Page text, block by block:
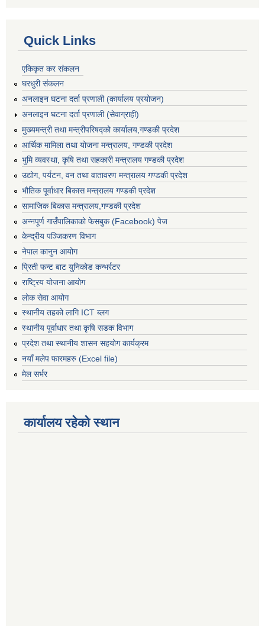
Quick Links
एकिकृत कर संकलन
घरधुरी संकलन
अनलाइन घटना दर्ता प्रणाली (कार्यालय प्रयोजन)
अनलाइन घटना दर्ता प्रणाली (सेवाग्राही)
मुख्यमन्त्री तथा मन्त्रीपरिषद्को कार्यालय,गण्डकी प्रदेश
आर्थिक मामिला तथा योजना मन्त्रालय, गण्डकी प्रदेश
भुमि व्यवस्था, कृषि तथा सहकारी मन्त्रालय गण्डकी प्रदेश
उद्योग, पर्यटन, वन तथा वातावरण मन्त्रालय गण्डकी प्रदेश
भौतिक पूर्वाधार बिकास मन्त्रालय गण्डकी प्रदेश
सामाजिक बिकास मन्त्रालय,गण्डकी प्रदेश
अन्नपूर्ण गाउँपालिकाको फेसबुक (Facebook) पेज
केन्द्रीय पञ्जिकरण विभाग
नेपाल कानुन आयोग
प्रिती फन्ट बाट युनिकोड कन्भर्रटर
राष्ट्रिय योजना आयोग
लोक सेवा आयोग
स्थानीय तहको लागि ICT ब्लग
स्थानीय पूर्वाधार तथा कृषि सडक विभाग
प्रदेश तथा स्थानीय शासन सहयोग कार्यक्रम
नयाँ मलेप फारमहरु (Excel file)
मेल सर्भर
कार्यालय रहेको स्थान